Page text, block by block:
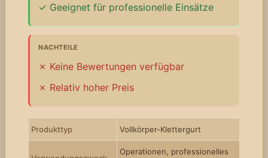
Geeignet für professionelle Einsätze
NACHTEILE
Keine Bewertungen verfügbar
Relativ hoher Preis
Produkttyp Vollkörper-Klettergurt
Operationen, professionelles